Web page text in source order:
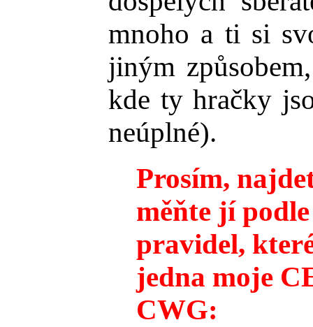
mnoho a ti si
jiným
kde ty hračky
neúplné).
Prosím,
měňte jí
pravidel,
jedna moje
CWG: